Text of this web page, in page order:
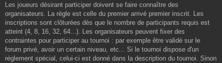
Les joueurs désirant participer doivent se faire connaître des
organisateurs. La règle est celle du premier arrivé premier inscrit. Les
inscriptions sont clôturées dès que le nombre de participants requis est
atteint (4, 8, 16, 32, 64...). Les organisateurs peuvent fixer des
contraintes pour participer au tournoi : par exemple être validé sur le
forum privé, avoir un certain niveau, etc... Si le tournoi dispose d'un
réglement spécial, celui-ci est donné dans la description du tournoi. Sinon